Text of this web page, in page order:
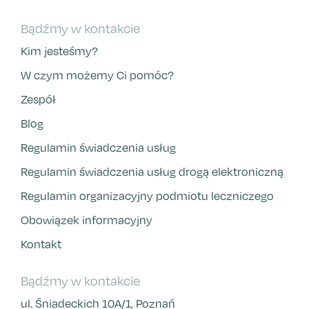
Bądźmy w kontakcie
Kim jesteśmy?
W czym możemy Ci pomóc?
Zespół
Blog
Regulamin świadczenia usług
Regulamin świadczenia usług drogą elektroniczną
Regulamin organizacyjny podmiotu leczniczego
Obowiązek informacyjny
Kontakt
Bądźmy w kontakcie
ul. Śniadeckich 10A/1, Poznań